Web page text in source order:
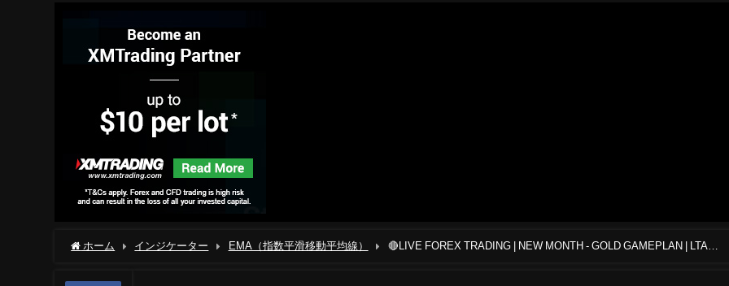
ホーム インジケーター EMA（指数平滑移動平均線）
🔴LIVE FOREX TRADING | NEW MONTH - GOLD GAMEPLAN | LTA